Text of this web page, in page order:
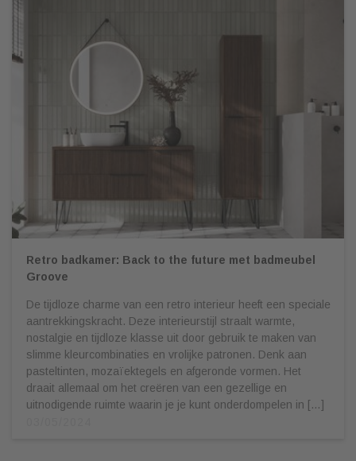
Retro badkamer: Back to the future met badmeubel
Groove
De tijdloze charme van een retro interieur heeft een speciale
aantrekkingskracht. Deze interieurstijl straalt warmte,
nostalgie en tijdloze klasse uit door gebruik te maken van
slimme kleurcombinaties en vrolijke patronen. Denk aan
pasteltinten, mozaïektegels en afgeronde vormen. Het
draait allemaal om het creëren van een gezellige en
uitnodigende ruimte waarin je je kunt onderdompelen in […]